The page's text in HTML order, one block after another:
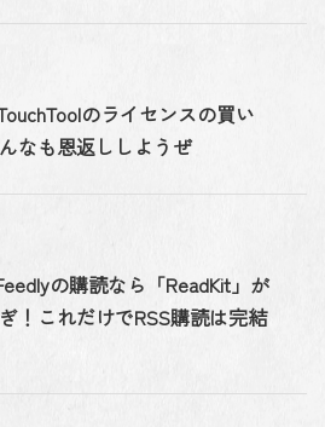
のライセンスの買い
なも恩返ししようぜ
の購読なら「ReadKit」が
！これだけでRSS購読は完結